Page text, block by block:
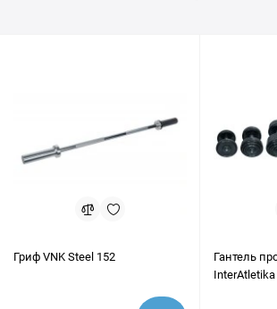
Гриф VNK Steel 152
Гантель